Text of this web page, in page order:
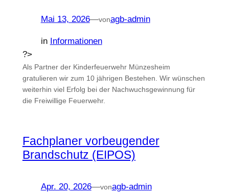
Mai 13, 2026—vonagb-admin
in Informationen
?>
Als Partner der Kinderfeuerwehr Münzesheim
gratulieren wir zum 10 jährigen Bestehen. Wir wünschen
weiterhin viel Erfolg bei der Nachwuchsgewinnung für
die Freiwillige Feuerwehr.
Fachplaner vorbeugender
Brandschutz (EIPOS)
Apr. 20, 2026—vonagb-admin